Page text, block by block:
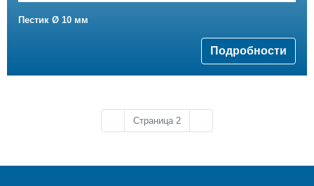
Пестик Ø 10 мм
Подробности
Предыдущая страница
Страница 2